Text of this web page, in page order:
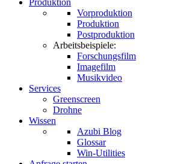
Produktion
Vorproduktion
Produktion
Postproduktion
Arbeitsbeispiele:
Forschungsfilm
Imagefilm
Musikvideo
Services
Greenscreen
Drohne
Wissen
Azubi Blog
Glossar
Win-Utilities